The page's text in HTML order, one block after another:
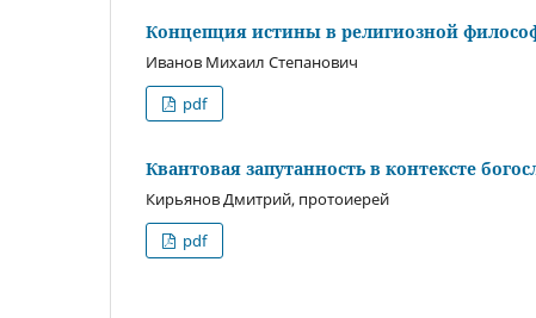
Концепция истины в религиозной
Иванов Михаил Степанович
pdf
Квантовая запутанность в контексте
Кирьянов Дмитрий, протоиерей
pdf